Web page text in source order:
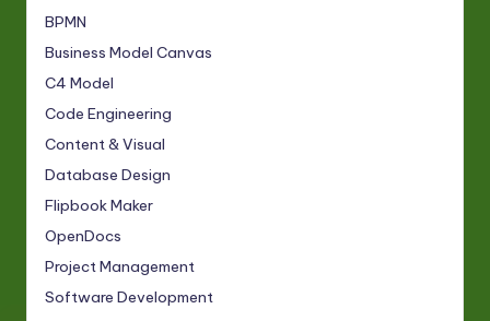
BPMN
Business Model Canvas
C4 Model
Code Engineering
Content & Visual
Database Design
Flipbook Maker
OpenDocs
Project Management
Software Development